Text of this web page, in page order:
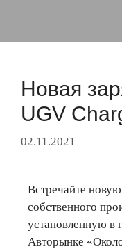
Новая
UGV
02.11.2021
Встречайте
собственного
установленную в
Авторынке